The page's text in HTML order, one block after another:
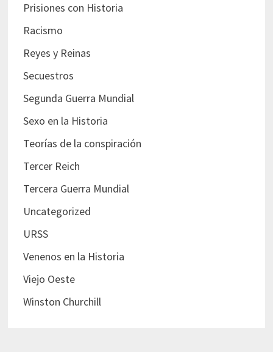
Prisiones con Historia
Racismo
Reyes y Reinas
Secuestros
Segunda Guerra Mundial
Sexo en la Historia
Teorías de la conspiración
Tercer Reich
Tercera Guerra Mundial
Uncategorized
URSS
Venenos en la Historia
Viejo Oeste
Winston Churchill